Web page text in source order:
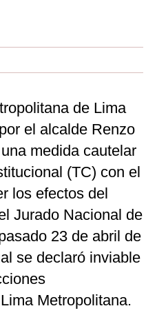
de Lima
el alcalde Renzo
medida cautelar
(TC) con el
los efectos del
Jurado Nacional de
23 de abril de
se declaró inviable
Metropolitana.